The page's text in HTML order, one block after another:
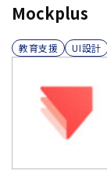
Mockplus
教育支援 UI設計